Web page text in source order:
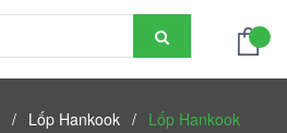
/ Lốp Hankook / Lốp Hankook